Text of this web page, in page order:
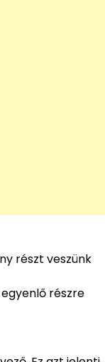
részt veszünk
részre